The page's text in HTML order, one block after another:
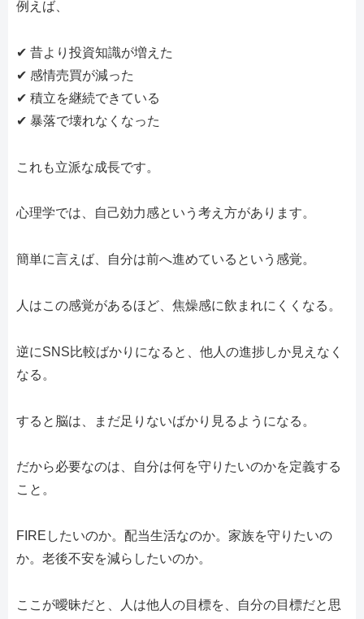
例えば、
✔ 昔より投資知識が増えた
✔ 感情売買が減った
✔ 積立を継続できている
✔ 暴落で壊れなくなった
これも立派な成長です。
心理学では、自己効力感という考え方があります。
簡単に言えば、自分は前へ進めているという感覚。
人はこの感覚があるほど、焦燥感に飲まれにくくなる。
逆にSNS比較ばかりになると、他人の進捗しか見えなく
なる。
すると脳は、まだ足りないばかり見るようになる。
だから必要なのは、自分は何を守りたいのかを定義する
こと。
FIREしたいのか。配当生活なのか。家族を守りたいの
か。老後不安を減らしたいのか。
ここが曖昧だと、人は他人の目標を、自分の目標だと思